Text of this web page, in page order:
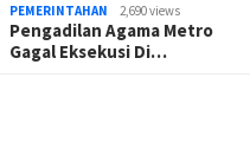
PEMERINTAHAN 2,690 views
Pengadilan Agama Metro
Gagal Eksekusi Di…